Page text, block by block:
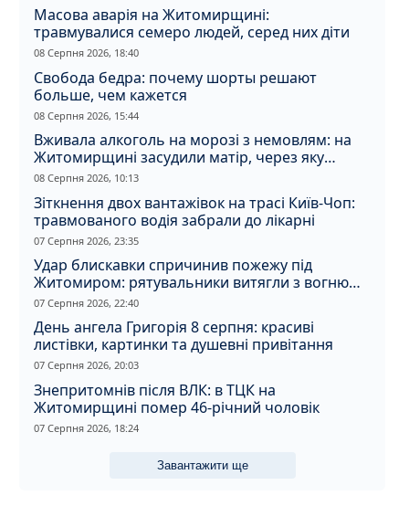
Масова аварія на Житомирщині:
травмувалися семеро людей, серед них діти
08 Серпня 2026, 18:40
Свобода бедра: почему шорты решают
больше, чем кажется
08 Серпня 2026, 15:44
Вживала алкоголь на морозі з немовлям: на
Житомирщині засудили матір, через яку
дитина отримала обмороження
08 Серпня 2026, 10:13
Зіткнення двох вантажівок на трасі Київ-Чоп:
травмованого водія забрали до лікарні
07 Серпня 2026, 23:35
Удар блискавки спричинив пожежу під
Житомиром: рятувальники витягли з вогню
кота
07 Серпня 2026, 22:40
День ангела Григорія 8 серпня: красиві
листівки, картинки та душевні привітання
07 Серпня 2026, 20:03
Знепритомнів після ВЛК: в ТЦК на
Житомирщині помер 46-річний чоловік
07 Серпня 2026, 18:24
Завантажити ще